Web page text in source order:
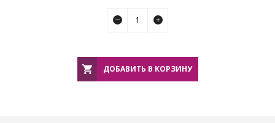
ДОБАВИТЬ В КОРЗИНУ